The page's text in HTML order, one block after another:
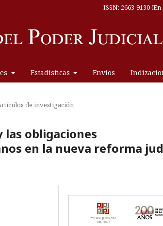
Estadísticas Envíos
ISSN: 2663-9130
de investigación
las obligaciones
en la nueva reforma